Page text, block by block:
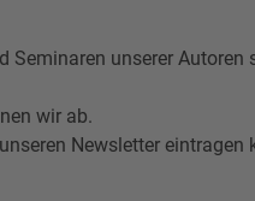
Seminaren unserer
wir ab.
Newsletter eintragen